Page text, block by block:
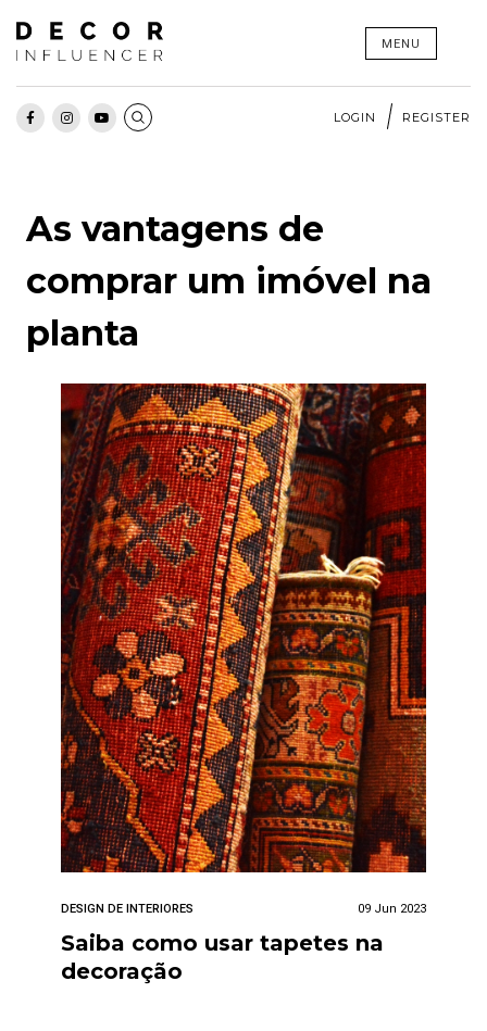
Skip
content
MENU
LOGIN REGISTER
As vantagens de
comprar um imóvel na
planta
DESIGN DE INTERIORES 09 Jun 2023
Saiba como usar tapetes na
decoração